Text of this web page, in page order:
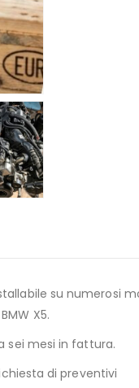
su numerosi
X5.
sei mesi in fattura.
di preventivi